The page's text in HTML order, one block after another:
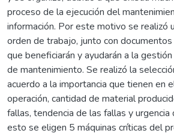
proceso de la ejecución del
información. Por este motivo se realizó
orden de trabajo, junto con
que beneficiarán y ayudarán a la
de mantenimiento. Se realizó la
acuerdo a la importancia que tienen en
operación, cantidad de material
fallas, tendencia de las fallas y urgencia
esto se eligen 5 máquinas críticas del